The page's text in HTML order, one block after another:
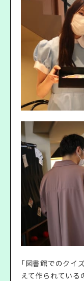
「図書館でのクイ
えて作られている